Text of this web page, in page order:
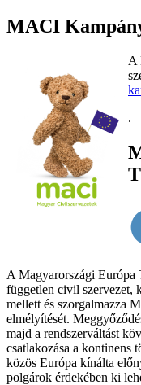
MACI
A
.
A Magyarországi Európa
független civil szervezet,
mellett és szorgalmazza
elmélyítését.
majd a rendszerváltást
csatlakozása a kontinens
közös Európa kínálta
polgárok érdekében ki